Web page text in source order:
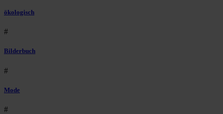
ökologisch
#
Bilderbuch
#
Mode
#